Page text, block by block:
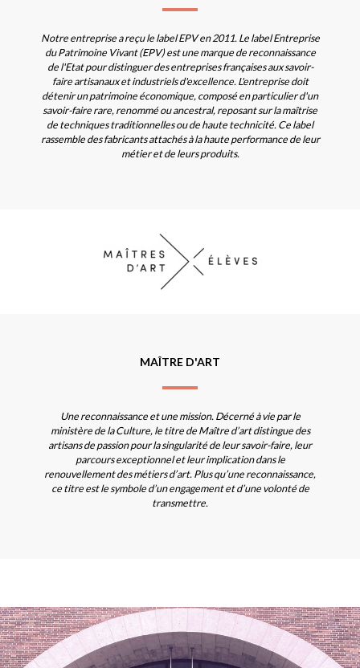
Notre entreprise a reçu le label EPV en 2011. Le label Entreprise
du Patrimoine Vivant (EPV) est une marque de reconnaissance
de l'Etat pour distinguer des entreprises françaises aux savoir-
faire artisanaux et industriels d'excellence. L'entreprise doit
détenir un patrimoine économique, composé en particulier d'un
savoir-faire rare, renommé ou ancestral, reposant sur la maîtrise
de techniques traditionnelles ou de haute technicité. Ce label
rassemble des fabricants attachés à la haute performance de leur
métier et de leurs produits.
MAÎTRE D'ART
Une reconnaissance et une mission. Décerné à vie par le
ministère de la Culture, le titre de Maître d’art distingue des
artisans de passion pour la singularité de leur savoir-faire, leur
parcours exceptionnel et leur implication dans le
renouvellement des métiers d’art. Plus qu’une reconnaissance,
ce titre est le symbole d’un engagement et d’une volonté de
transmettre.